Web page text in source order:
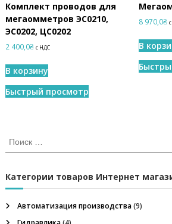
Комплект проводов для
мегаомметров ЭС0210,
ЭС0202, ЦС0202
2 400,0₴ с НДС
В корзину
Быстрый просмотр
8 970,0₴
В
И
с
а
т
:
Категории товаров Интернет
Автоматизация производства(9)